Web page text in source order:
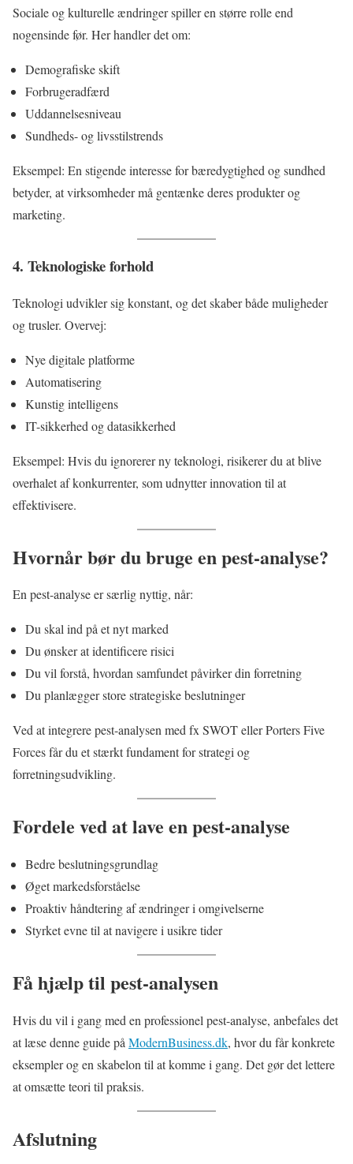
Sociale og kulturelle ændringer spiller en større rolle end
nogensinde før. Her handler det om:
Demografiske skift
Forbrugeradfærd
Uddannelsesniveau
Sundheds- og livsstilstrends
Eksempel: En stigende interesse for bæredygtighed og sundhed
betyder, at virksomheder må gentænke deres produkter og
marketing.
4. Teknologiske forhold
Teknologi udvikler sig konstant, og det skaber både muligheder
og trusler. Overvej:
Nye digitale platforme
Automatisering
Kunstig intelligens
IT-sikkerhed og datasikkerhed
Eksempel: Hvis du ignorerer ny teknologi, risikerer du at blive
overhalet af konkurrenter, som udnytter innovation til at
effektivisere.
Hvornår bør du bruge en pest-analyse?
En pest-analyse er særlig nyttig, når:
Du skal ind på et nyt marked
Du ønsker at identificere risici
Du vil forstå, hvordan samfundet påvirker din forretning
Du planlægger store strategiske beslutninger
Ved at integrere pest-analysen med fx SWOT eller Porters Five
Forces får du et stærkt fundament for strategi og
forretningsudvikling.
Fordele ved at lave en pest-analyse
Bedre beslutningsgrundlag
Øget markedsforståelse
Proaktiv håndtering af ændringer i omgivelserne
Styrket evne til at navigere i usikre tider
Få hjælp til pest-analysen
Hvis du vil i gang med en professionel pest-analyse, anbefales det
at læse denne guide på ModernBusiness.dk, hvor du får konkrete
eksempler og en skabelon til at komme i gang. Det gør det lettere
at omsætte teori til praksis.
Afslutning